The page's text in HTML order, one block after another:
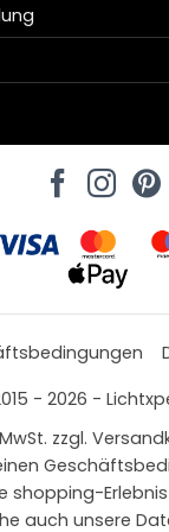
- 2026 -
zzgl.
shopping-
auch unsere